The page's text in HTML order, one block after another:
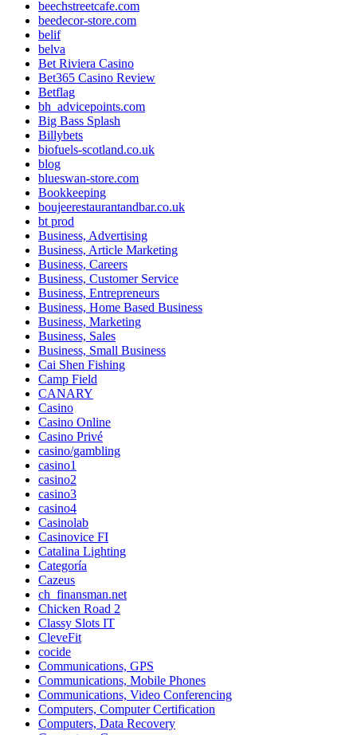
beechstreetcafe.com
beedecor-store.com
belif
belva
Bet Riviera Casino
Bet365 Casino Review
Betflag
bh_advicepoints.com
Big Bass Splash
Billybets
biofuels-scotland.co.uk
blog
blueswan-store.com
Bookkeeping
boujeerestaurantandbar.co.uk
bt prod
Business, Advertising
Business, Article Marketing
Business, Careers
Business, Customer Service
Business, Entrepreneurs
Business, Home Based Business
Business, Marketing
Business, Sales
Business, Small Business
Cai Shen Fishing
Camp Field
CANARY
Casino
Casino Online
Casino Privé
casino/gambling
casino1
casino2
casino3
casino4
Casinolab
Casinovice FI
Catalina Lighting
Categoría
Cazeus
ch_finansman.net
Chicken Road 2
Classy Slots IT
CleveFit
cocide
Communications, GPS
Communications, Mobile Phones
Communications, Video Conferencing
Computers, Computer Certification
Computers, Data Recovery